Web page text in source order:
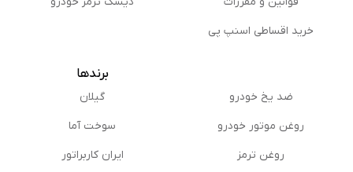
خرید اقساطی اسنپ پی
ضد یخ خودرو
روغن موتور خودرو
روغن ترمز
برندها
گیلان
سوخت آما
ایران کاربراتور